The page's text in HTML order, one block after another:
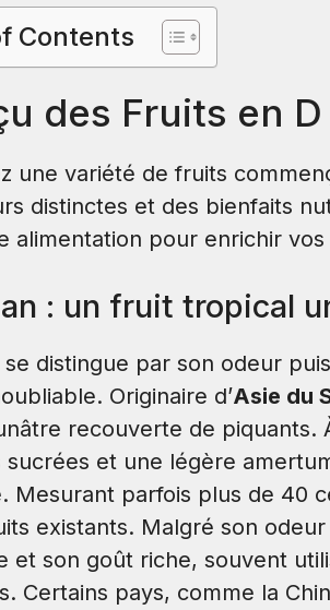
Contents
des Fruits en D
une variété de fruits
distinctes et des bienfaits
alimentation pour enrichir
: un fruit tropical
se distingue par son odeur
Originaire d’Asie du
recouverte de piquants.
sucrées et une légère
Mesurant parfois plus de 40
existants. Malgré son
et son goût riche, souvent
Certains pays, comme la